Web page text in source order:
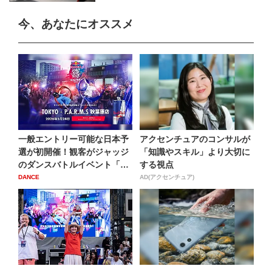
今、あなたにオススメ
一般エントリー可能な日本予
選が初開催！観客がジャッジ
のダンスバトルイベント「R
e...
DANCE
アクセンチュアのコンサルが
「知識やスキル」より大切に
する視点
AD(アクセンチュア)